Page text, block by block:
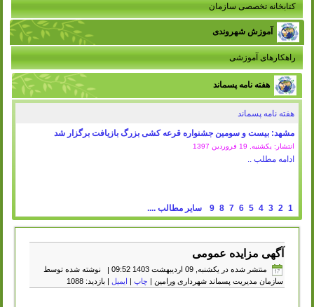
کتابخانه تخصصی سازمان
آموزش شهروندی
راهکارهای آموزشی
هفته نامه پسماند
هفته نامه پسماند
مشهد: بیست و سومین جشنواره قرعه کشی بزرگ بازیافت برگزار شد
انتشار: یکشنبه, 19 فروردين 1397
ادامه مطلب ..
1
2
3
4
5
6
7
8
9 سایر مطالب ....
آگهی مزایده عمومی
منتشر شده در یکشنبه, 09 ارديبهشت 1403 09:52 |
نوشته شده توسط
سازمان مدیریت پسماند شهرداری ورامین | چاپ | ایمیل | بازدید: 1088